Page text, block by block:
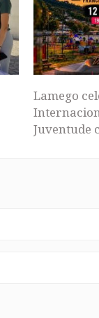
Lamego
Juventude